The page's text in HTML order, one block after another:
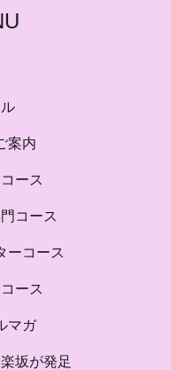
案内
ース
コース
ーコース
ース
マガ
坂が発足